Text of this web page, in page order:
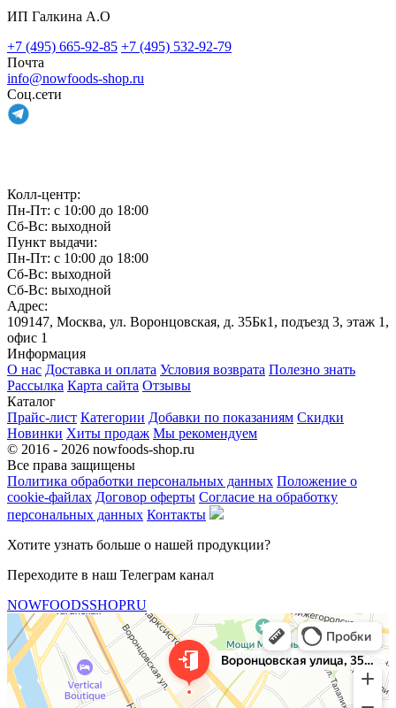
ИП Галкина А.О
+7 (495) 665-92-85 +7 (495) 532-92-79
Почта
info@nowfoods-shop.ru
Соц.сети
Колл-центр:
Пн-Пт: с 10:00 до 18:00
Сб-Вс: выходной
Пункт выдачи:
Пн-Пт: с 10:00 до 18:00
Сб-Вс: выходной
Сб-Вс: выходной
Адрес:
109147, Москва, ул. Воронцовская, д. 35Бк1, подъезд 3, этаж 1,
офис 1
Информация
О нас Доставка и оплата Условия возврата Полезно знать
Рассылка Карта сайта Отзывы
Каталог
Прайс-лист Категории Добавки по показаниям Скидки
Новинки Хиты продаж Мы рекомендуем
© 2016 - 2026 nowfoods-shop.ru
Все права защищены
Политика обработки персональных данных Положение о
cookie-файлах Договор оферты Согласие на обработку
персональных данных Контакты
Хотите узнать больше о нашей продукции?
Переходите в наш Телеграм канал
NOWFOODSSHOPRU